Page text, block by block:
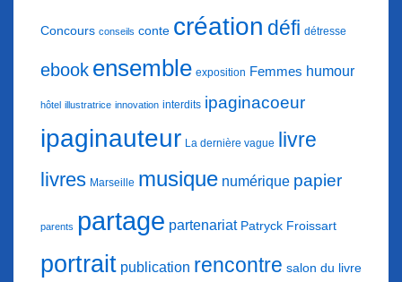
Concours conseils conte création défi détresse
ebook ensemble exposition Femmes humour
hôtel illustratrice innovation interdits ipaginacoeur
ipaginauteur La dernière vague livre
livres Marseille musique numérique papier
parents partage partenariat Patryck Froissart
portrait publication rencontre salon du livre